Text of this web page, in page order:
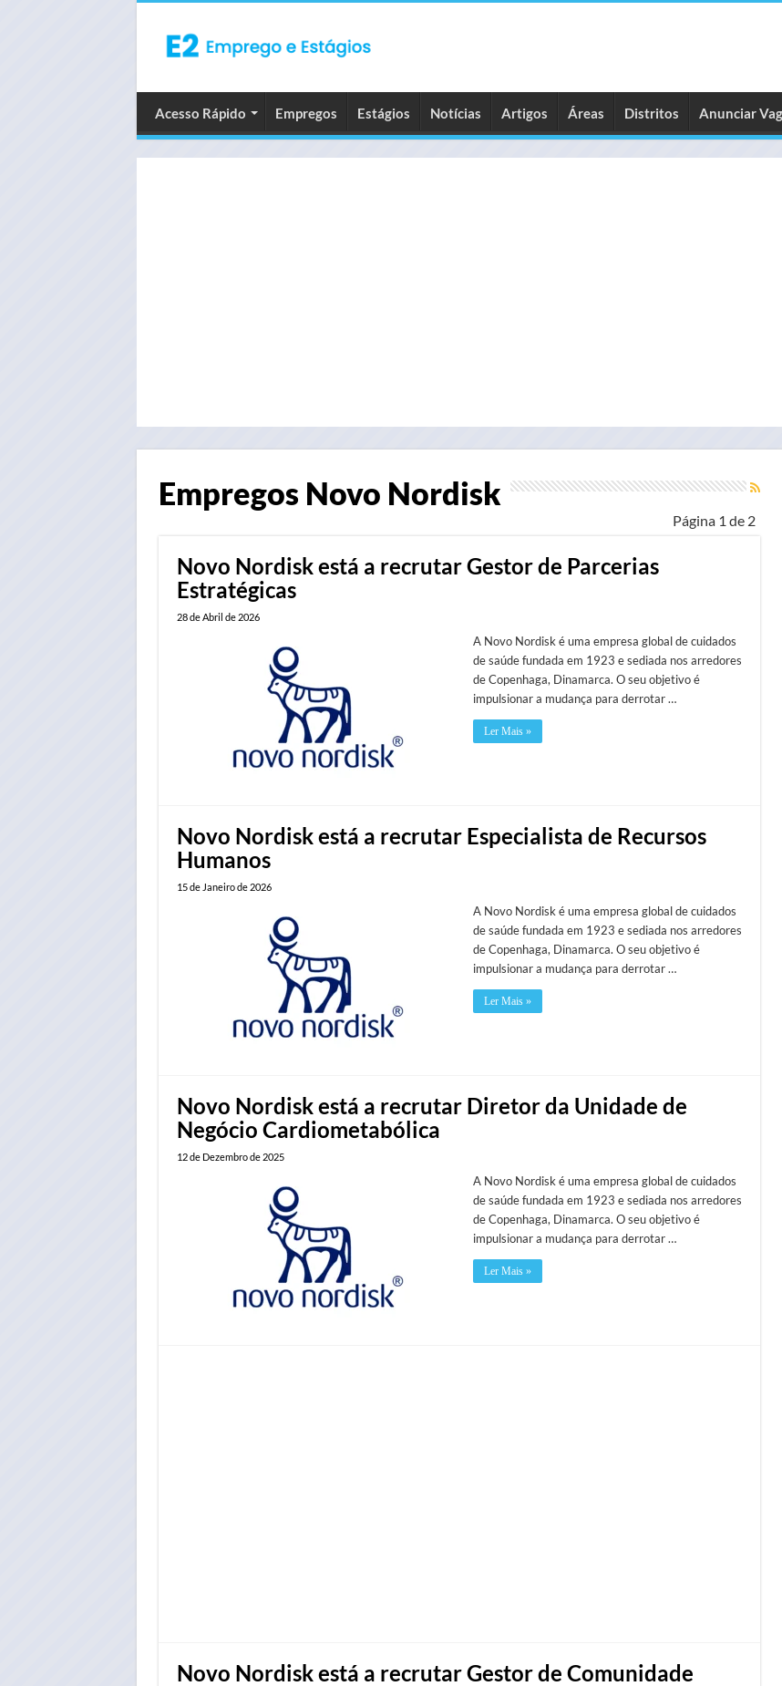
Acesso Rápido Empregos Estágios Notícias Artigos Áreas Distritos Anunciar
Empregos Novo Nordisk
Página 1 de 2
Novo Nordisk está a recrutar Gestor de Parcerias
Estratégicas
28 de Abril de 2026
A Novo Nordisk é uma empresa global de cuidados
de saúde fundada em 1923 e sediada nos arredores
de Copenhaga, Dinamarca. O seu objetivo é
impulsionar a mudança para derrotar …
Ler Mais »
Novo Nordisk está a recrutar Especialista de Recursos
Humanos
15 de Janeiro de 2026
A Novo Nordisk é uma empresa global de cuidados
de saúde fundada em 1923 e sediada nos arredores
de Copenhaga, Dinamarca. O seu objetivo é
impulsionar a mudança para derrotar …
Ler Mais »
Novo Nordisk está a recrutar Diretor da Unidade de
Negócio Cardiometabólica
12 de Dezembro de 2025
A Novo Nordisk é uma empresa global de cuidados
de saúde fundada em 1923 e sediada nos arredores
de Copenhaga, Dinamarca. O seu objetivo é
impulsionar a mudança para derrotar …
Ler Mais »
Novo Nordisk está a recrutar Gestor de Comunidade